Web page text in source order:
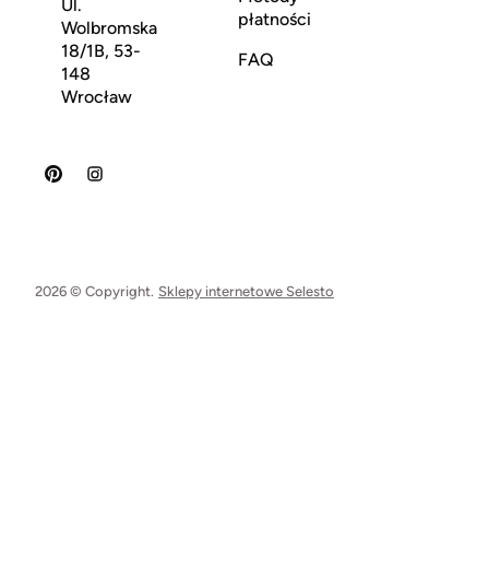
Ul.
Wolbromska
18/1B, 53-
148
Wrocław
płatności
FAQ
2026 © Copyright. Sklepy internetowe Selesto